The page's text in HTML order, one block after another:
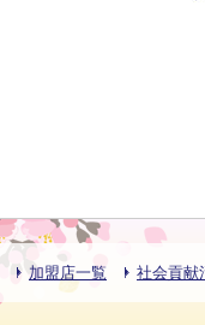
加盟店一覧 社会貢献